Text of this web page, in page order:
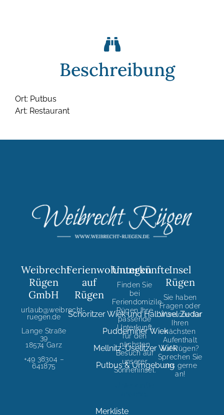
Beschreibung
Ort: Putbus
Art: Restaurant
Weibrecht
Rügen
GmbH
urlaub@weibrecht-
ruegen.de
Lange Straße
39
18574 Garz
+49 38304 –
641875
Ferienwohnungen
auf
Rügen
Schoritzer Wiek und Halbinsel Zudar
Puddeminer Wiek
Mellnitz-Üselitzer Wiek
Putbus & Umgebung
Unterkünfte
Finden Sie
bei
Feriendomizile
Rügen Ihre
passende
Unterkunft
für den
nächsten
Besuch auf
unserer
Sonneninsel.
Insel
Rügen
Sie haben
Fragen oder
Wünsche für
Ihren
nächsten
Aufenthalt
auf Rügen?
Sprechen Sie
uns gerne
an!
Merkliste